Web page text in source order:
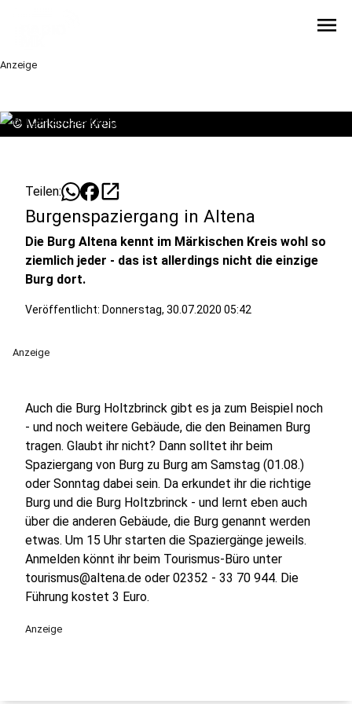
menu
Anzeige
© Märkischer Kreis
Teilen: open_in_new
Burgenspaziergang in Altena
Die Burg Altena kennt im Märkischen Kreis wohl so
ziemlich jeder - das ist allerdings nicht die einzige
Burg dort.
Veröffentlicht: Donnerstag, 30.07.2020 05:42
Anzeige
Auch die Burg Holtzbrinck gibt es ja zum Beispiel noch
- und noch weitere Gebäude, die den Beinamen Burg
tragen. Glaubt ihr nicht? Dann solltet ihr beim
Spaziergang von Burg zu Burg am Samstag (01.08.)
oder Sonntag dabei sein. Da erkundet ihr die richtige
Burg und die Burg Holtzbrinck - und lernt eben auch
über die anderen Gebäude, die Burg genannt werden
etwas. Um 15 Uhr starten die Spaziergänge jeweils.
Anmelden könnt ihr beim Tourismus-Büro unter
tourismus@altena.de oder 02352 - 33 70 944. Die
Führung kostet 3 Euro.
Anzeige